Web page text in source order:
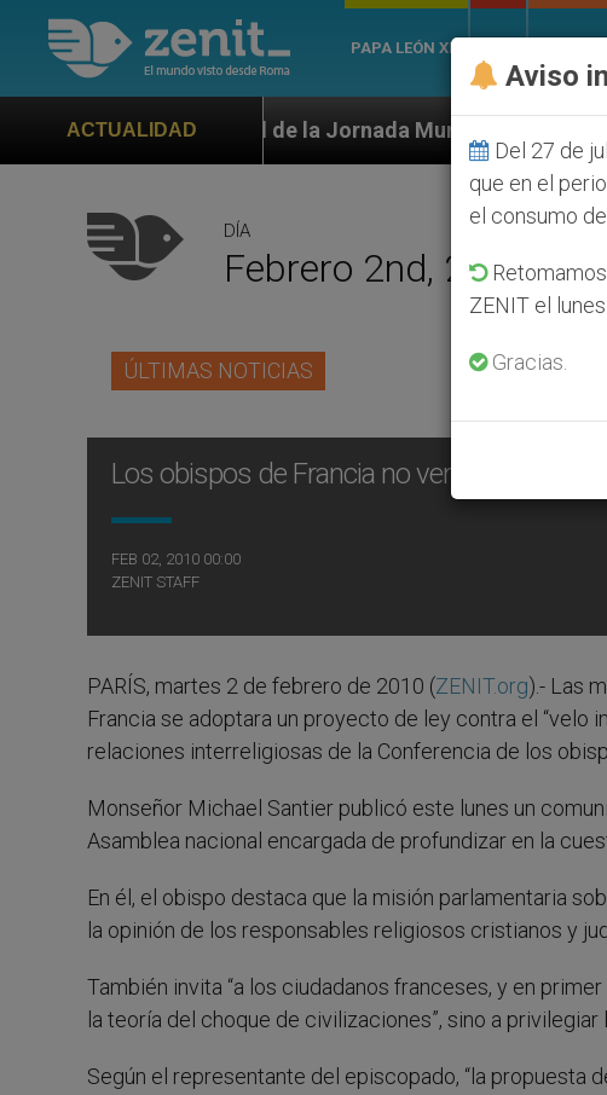
PAPA LEÓN XIV
ACTUALIDAD
de la Jornada Mundial de la Juventud Seúl 2027
DÍA
Febrero 2nd, 2010
ÚLTIMAS NOTICIAS
Los obispos de Francia no ven oportuna
FEB 02, 2010 00:00
ZENIT STAFF
PARÍS, martes 2 de febrero de 2010 (ZENIT.org).- Las
Francia se adoptara un proyecto de ley contra el “velo
relaciones interreligiosas de la Conferencia de los
Monseñor Michael Santier publicó este lunes un
Asamblea nacional encargada de profundizar en la
En él, el obispo destaca que la misión parlamentaria
la opinión de los responsables religiosos cristianos y
También invita “a los ciudadanos franceses, y en
la teoría del choque de civilizaciones”, sino a privilegiar
Según el representante del episcopado, “la propuesta
Aviso
Del 27 de
que en el
el consumo
ZENIT el
Gracias.